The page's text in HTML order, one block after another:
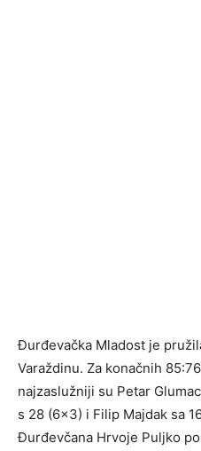
Đurđevačka Mladost je
Varaždinu. Za konačnih
najzaslužniji su Petar
s 28 (6×3) i Filip Majdak sa
Đurđevčana Hrvoje Puljko